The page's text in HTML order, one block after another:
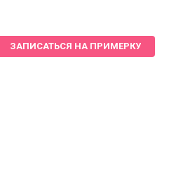
ЗАПИСАТЬСЯ НА ПРИМЕРКУ